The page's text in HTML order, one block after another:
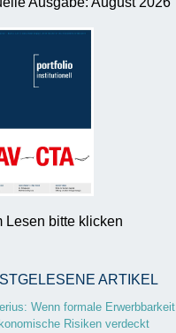
Lesen bitte klicken
ARTIKEL
Wenn formale Erwerbbarkeit
Risiken verdeckt